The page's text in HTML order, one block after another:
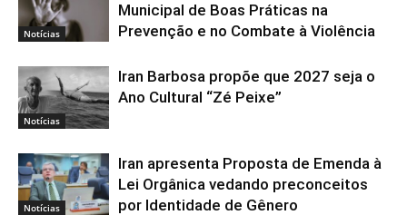
Notícias
Municipal de Boas Práticas na
Prevenção e no Combate à Violência
Notícias
Iran Barbosa propõe que 2027 seja o
Ano Cultural “Zé Peixe”
Notícias
Iran apresenta Proposta de Emenda à
Lei Orgânica vedando preconceitos
por Identidade de Gênero